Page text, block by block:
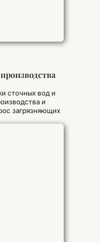
сточных вод и
и
загрязняющих